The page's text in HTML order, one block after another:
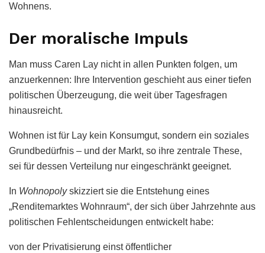
Wohnens.
Der moralische Impuls
Man muss Caren Lay nicht in allen Punkten folgen, um
anzuerkennen: Ihre Intervention geschieht aus einer tiefen
politischen Überzeugung, die weit über Tagesfragen
hinausreicht.
Wohnen ist für Lay kein Konsumgut, sondern ein soziales
Grundbedürfnis – und der Markt, so ihre zentrale These,
sei für dessen Verteilung nur eingeschränkt geeignet.
In Wohnopolyskizziert sie die Entstehung eines
„Renditemarktes Wohnraum“, der sich über Jahrzehnte aus
politischen Fehlentscheidungen entwickelt habe:
von der Privatisierung einst öffentlicher